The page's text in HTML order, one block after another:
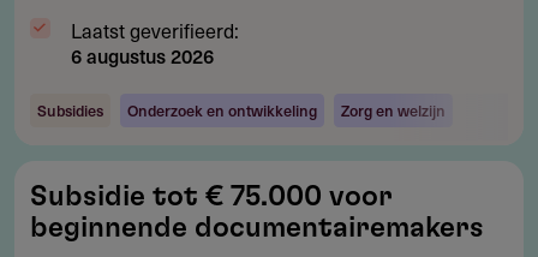
Laatst geverifieerd:
6 augustus 2026
Subsidies Onderzoek en ontwikkeling Zorg en welzijn
tot
€
Subsidie tot € 75.000 voor
beginnende documentairemakers